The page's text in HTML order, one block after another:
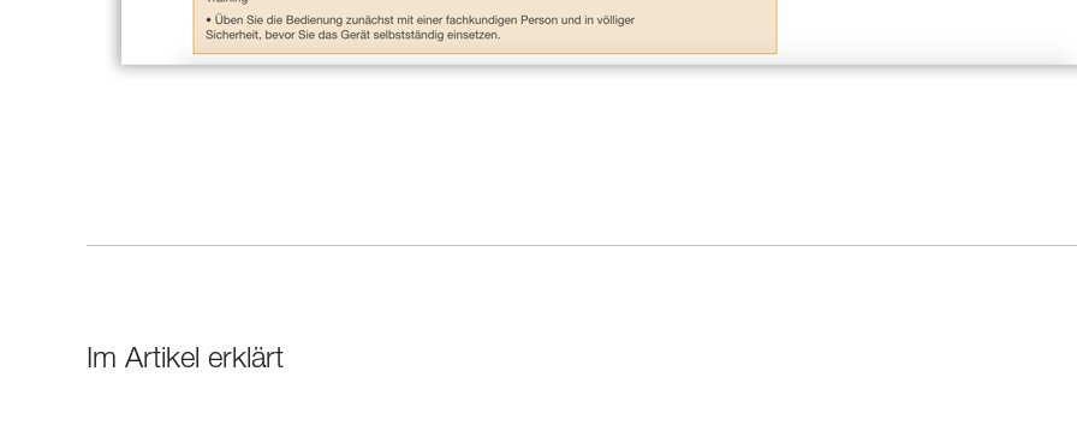
Im Artikel erklärt